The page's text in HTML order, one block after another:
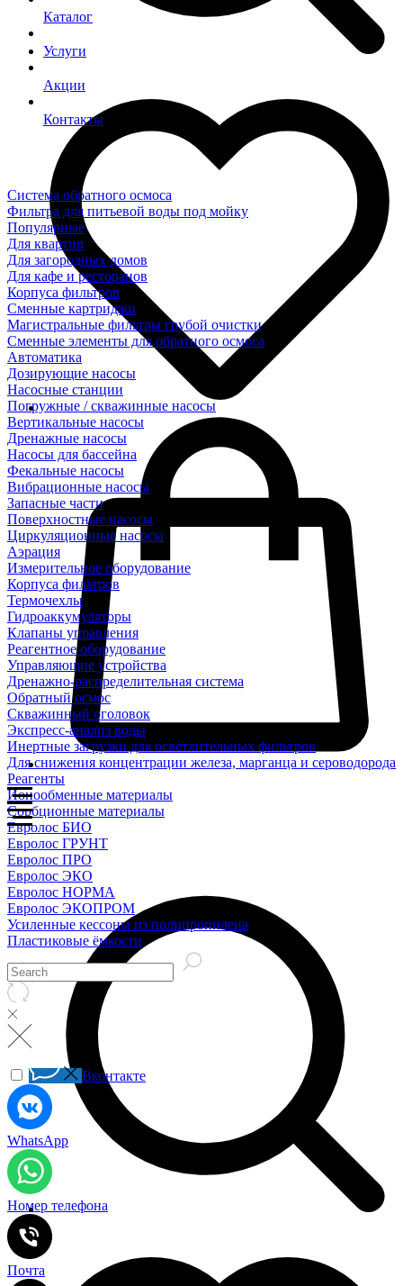
Каталог
Услуги
Акции
Контакты
Система обратного осмоса
Фильтра для питьевой воды под мойку
Популярные
Для квартир
Для загородных домов
Для кафе и ресторанов
Корпуса фильтров
Сменные картриджи
Магистральные фильтры грубой очистки
Сменные элементы для обратного осмоса
Автоматика
Дозирующие насосы
Насосные станции
Погружные / скважинные насосы
Вертикальные насосы
Дренажные насосы
Насосы для бассейна
Фекальные насосы
Вибрационные насосы
Запасные части
Поверхностные насосы
Циркуляционные насосы
Аэрация
Измерительное оборудование
Корпуса фильтров
Термочехлы
Гидроаккумуляторы
Клапаны управления
Реагентное оборудование
Управляющие устройства
Дренажно-распределительная система
Обратный осмос
Скважинный оголовок
Экспресс-анализ воды
Инертные загрузки для осветлительных фильтров
Для снижения концентрации железа, марганца и сероводорода
Реагенты
Ионообменные материалы
Сорбционные материалы
Евролос БИО
Евролос ГРУНТ
Евролос ПРО
Евролос ЭКО
Евролос НОРМА
Евролос ЭКОПРОМ
Усиленные кессоны из полипропилена
Пластиковые ёмкости
Вконтакте
WhatsApp
Номер телефона
Почта